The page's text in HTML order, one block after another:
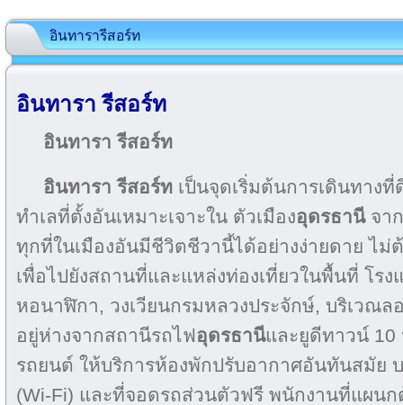
อินทารารีสอร์ท
อินทารา รีสอร์ท
อินทารา รีสอร์ท
อินทารา รีสอร์ท เป็นจุดเริ่มต้นการเดินทาง
ทำเลที่ตั้งอันเหมาะเจาะใน ตัวเมืองอุดรธานีจา
ทุกที่ในเมืองอันมีชีวิตชีวานี้ได้อย่างง่ายดาย ไ
เพื่อไปยังสถานที่และแหล่งท่องเที่ยวในพื้นที่ โรง
หอนาฬิกา, วงเวียนกรมหลวงประจักษ์, บริเวณล
อยู่ห่างจากสถานีรถไฟอุดรธานีและยูดีทาวน์ 10
รถยนต์ ให้บริการห้องพักปรับอากาศอันทันสมัย
(Wi-Fi) และที่จอดรถส่วนตัวฟรี พนักงานที่แผน